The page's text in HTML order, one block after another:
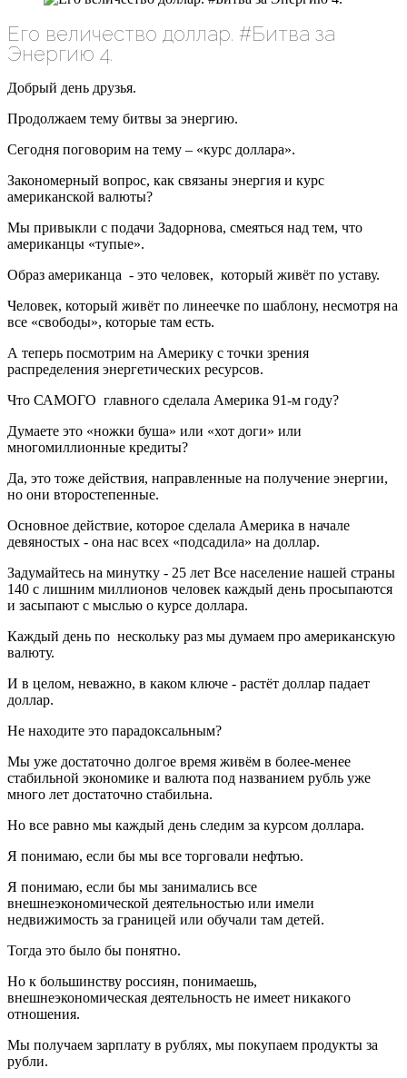
Его величество доллар. #Битва за
Энергию 4.
Добрый день друзья.
Продолжаем тему битвы за энергию.
Сегодня поговорим на тему – «курс доллара».
Закономерный вопрос, как связаны энергия и курс
американской валюты?
Мы привыкли с подачи Задорнова, смеяться над тем, что
американцы «тупые».
Образ американца - это человек, который живёт по уставу.
Человек, который живёт по линеечке по шаблону, несмотря на
все «свободы», которые там есть.
А теперь посмотрим на Америку с точки зрения
распределения энергетических ресурсов.
Что САМОГО главного сделала Америка 91-м году?
Думаете это «ножки буша» или «хот доги» или
многомиллионные кредиты?
Да, это тоже действия, направленные на получение энергии,
но они второстепенные.
Основное действие, которое сделала Америка в начале
девяностых - она нас всех «подсадила» на доллар.
Задумайтесь на минутку - 25 лет Все население нашей страны
140 с лишним миллионов человек каждый день просыпаются
и засыпают с мыслью о курсе доллара.
Каждый день по нескольку раз мы думаем про американскую
валюту.
И в целом, неважно, в каком ключе - растёт доллар падает
доллар.
Не находите это парадоксальным?
Мы уже достаточно долгое время живём в более-менее
стабильной экономике и валюта под названием рубль уже
много лет достаточно стабильна.
Но все равно мы каждый день следим за курсом доллара.
Я понимаю, если бы мы все торговали нефтью.
Я понимаю, если бы мы занимались все
внешнеэкономической деятельностью или имели
недвижимость за границей или обучали там детей.
Тогда это было бы понятно.
Но к большинству россиян, понимаешь,
внешнеэкономическая деятельность не имеет никакого
отношения.
Мы получаем зарплату в рублях, мы покупаем продукты за
рубли.